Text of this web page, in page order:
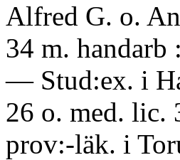
Alfred G. o.
34 m. handarb
— Stud:ex. i
26 o. med. lic.
prov:-läk. i